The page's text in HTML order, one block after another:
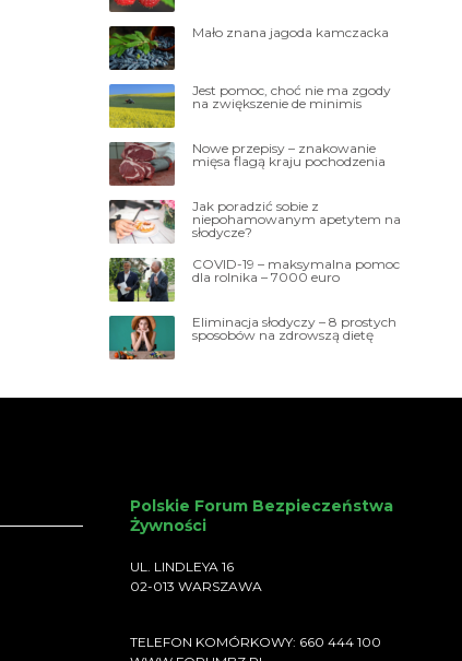
Mało znana jagoda kamczacka
Jest pomoc, choć nie ma zgody
na zwiększenie de minimis
Nowe przepisy – znakowanie
mięsa flagą kraju pochodzenia
Jak poradzić sobie z
niepohamowanym apetytem na
słodycze?
COVID-19 – maksymalna pomoc
dla rolnika – 7000 euro
Eliminacja słodyczy – 8 prostych
sposobów na zdrowszą dietę
Polskie Forum Bezpieczeństwa
Żywności
UL. LINDLEYA 16
02-013 WARSZAWA
TELEFON KOMÓRKOWY: 660 444 100